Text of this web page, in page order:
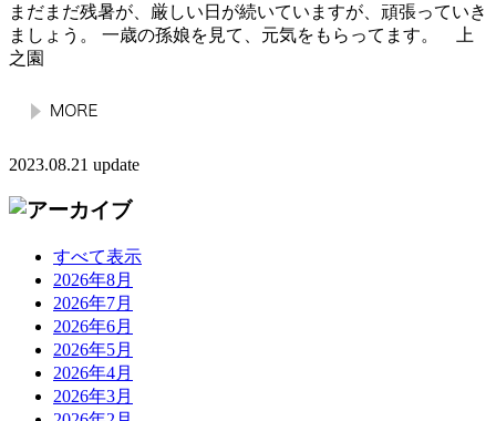
まだまだ残暑が、厳しい日が続いていますが、頑張っていき
ましょう。 一歳の孫娘を見て、元気をもらってます。 上
之園
2023.08.21 update
すべて表示
2026年8月
2026年7月
2026年6月
2026年5月
2026年4月
2026年3月